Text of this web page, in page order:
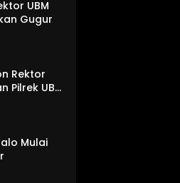
UBM
Gugur
Rektor
Pilrek UBM
Mulai